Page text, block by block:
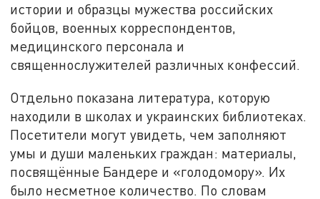
истории и образцы мужества российских
бойцов, военных корреспондентов,
медицинского персонала и
священнослужителей различных конфессий.
Отдельно показана литература, которую
находили в школах и украинских библиотеках.
Посетители могут увидеть, чем заполняют
умы и души маленьких граждан: материалы,
посвящённые Бандере и «голодомору». Их
было несметное количество. По словам